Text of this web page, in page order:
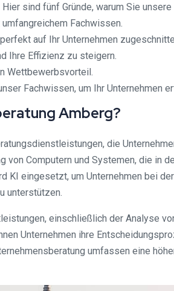
sind fünf Gründe, warum Sie
Fachwissen.
auf Ihr Unternehmen
Ihre Effizienz zu steigern.
Wettbewerbsvorteil.
Fachwissen, um Ihr Unternehmen
Amberg?
die
Computern und Systemen, die in
KI eingesetzt, um Unternehmen bei
unterstützen.
einschließlich der Analyse
Unternehmen ihre
umfassen eine